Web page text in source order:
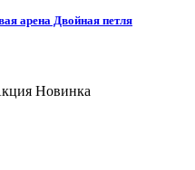
арена Двойная петля
Новинка